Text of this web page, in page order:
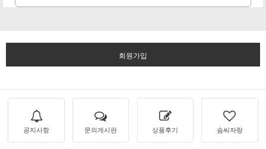
회원가입
공지사항 문의게시판 상품후기 솜씨자랑